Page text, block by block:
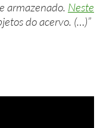
armazenado. Neste
do acervo. (…)”